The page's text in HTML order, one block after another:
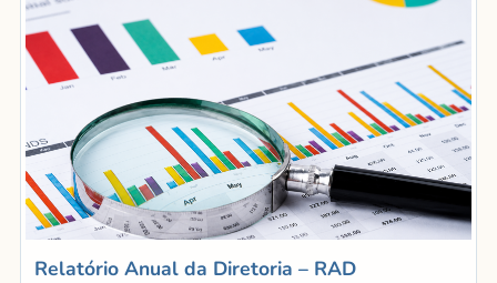
Relatório Anual da Diretoria – RAD